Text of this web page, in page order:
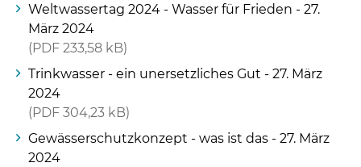
Weltwassertag 2024 - Wasser für Frieden - 27.
März 2024
PDF 233,58 kB
Trinkwasser - ein unersetzliches Gut - 27. März
2024
PDF 304,23 kB
Gewässerschutzkonzept - was ist das - 27. März
2024